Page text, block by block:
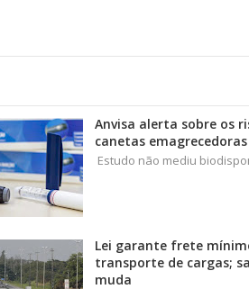
Anvisa alerta sobre os
canetas
Estudo não mediu
Lei garante frete
transporte de cargas;
muda